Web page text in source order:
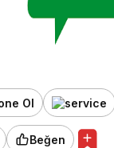
Ol
Beğen